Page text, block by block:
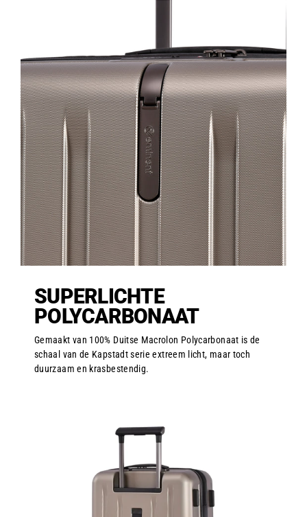
SUPERLICHTE
POLYCARBONAAT
Gemaakt van 100% Duitse Macrolon Polycarbonaat is de
schaal van de Kapstadt serie extreem licht, maar toch
duurzaam en krasbestendig.